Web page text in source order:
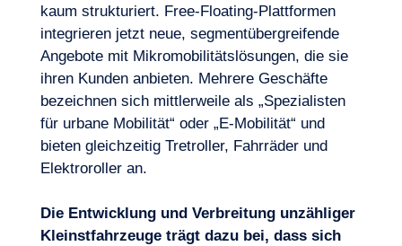
kaum strukturiert. Free-Floating-Plattformen
integrieren jetzt neue, segmentübergreifende
Angebote mit Mikromobilitätslösungen, die sie
ihren Kunden anbieten. Mehrere Geschäfte
bezeichnen sich mittlerweile als „Spezialisten
für urbane Mobilität“ oder „E-Mobilität“ und
bieten gleichzeitig Tretroller, Fahrräder und
Elektroroller an.
Die Entwicklung und Verbreitung unzähliger
Kleinstfahrzeuge trägt dazu bei, dass sich